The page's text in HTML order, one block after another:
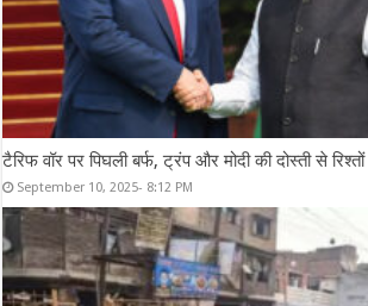
टैरिफ वॉर पर पिघली बर्फ, ट्रंप और मोदी की दोस्ती से
September 10, 2025- 8:12 PM